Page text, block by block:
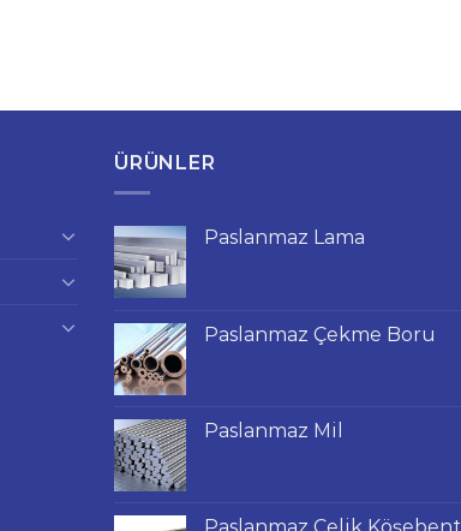
ÜRÜNLER
Paslanmaz Lama
Paslanmaz Çekme Boru
Paslanmaz Mil
Paslanmaz Çelik Köşebent